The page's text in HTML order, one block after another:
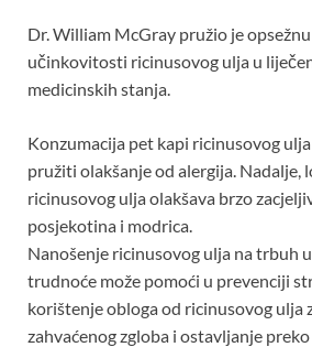
Dr. William McGray pružio je
učinkovitosti ricinusovog ulja u
medicinskih stanja.
Konzumacija pet kapi ricinusovog
pružiti olakšanje od alergija. Nadalje,
ricinusovog ulja olakšava brzo
posjekotina i modrica.
Nanošenje ricinusovog ulja na trbuh
trudnoće može pomoći u prevenciji
korištenje obloga od ricinusovog ulja
zahvaćenog zgloba i ostavljanje